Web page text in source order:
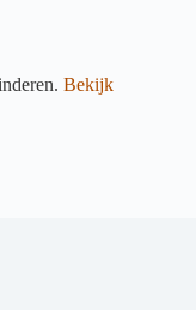
Bekijk